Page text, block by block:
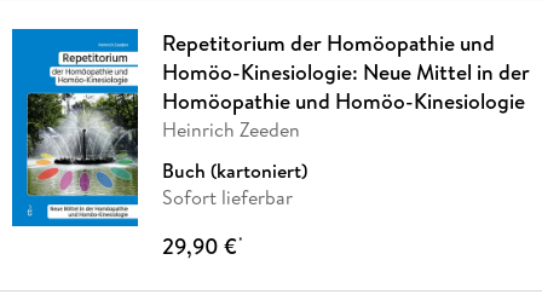
Repetitorium der Homöopathie und
Homöo-Kinesiologie: Neue Mittel in der
Homöopathie und Homöo-Kinesiologie
Heinrich Zeeden
Buch (kartoniert)
Sofort lieferbar
29,90 €*